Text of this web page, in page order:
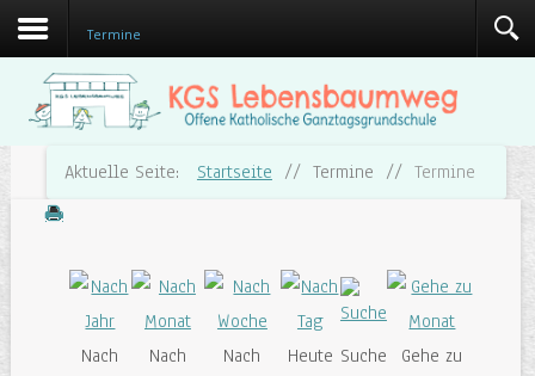
Termine
Aktuelle Seite: Startseite // Termine // Termine
Nach
Nach
Nach
Heute Suche
Gehe zu